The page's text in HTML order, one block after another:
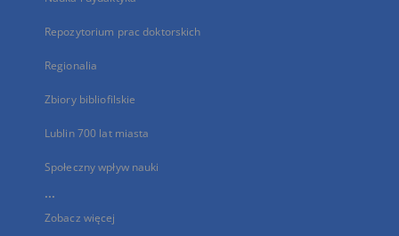
Repozytorium prac doktorskich
Regionalia
Zbiory bibliofilskie
Lublin 700 lat miasta
Społeczny wpływ nauki
...
Zobacz więcej